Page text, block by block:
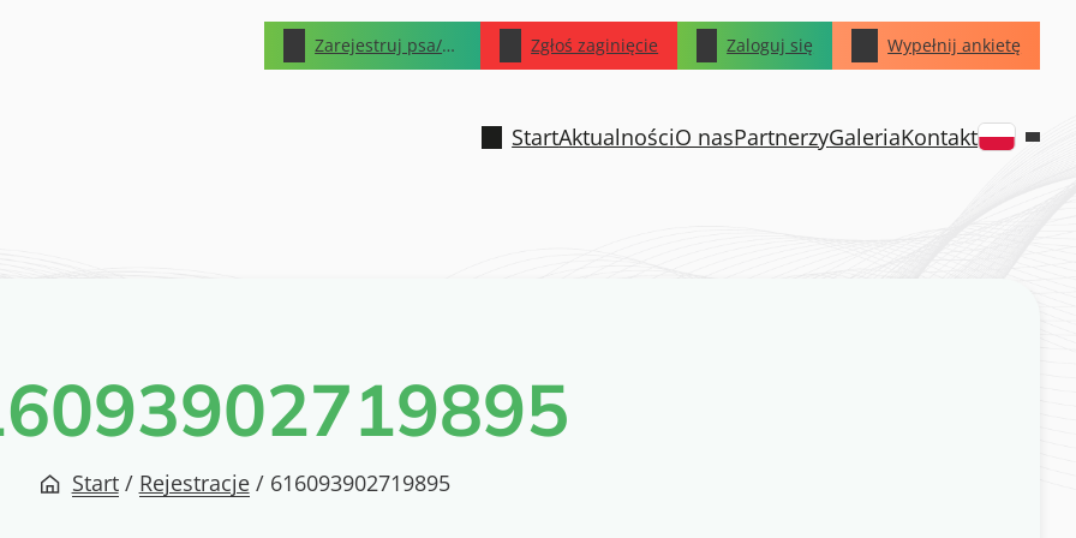
Zarejestruj psa/kota Zgłoś zaginięcie Zaloguj się Wypełnij ankietę
StartAktualnościO nasPartnerzyGaleriaKontakt
Start / Rejestracje / 616093902719895